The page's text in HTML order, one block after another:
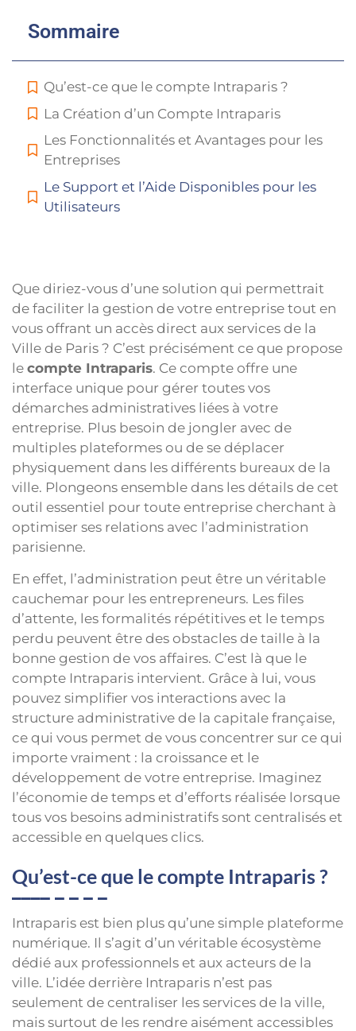
Sommaire
Qu’est-ce que le compte Intraparis ?
La Création d’un Compte Intraparis
Les Fonctionnalités et Avantages pour les
Entreprises
Le Support et l’Aide Disponibles pour les
Utilisateurs
Que diriez-vous d’une solution qui permettrait
de faciliter la gestion de votre entreprise tout en
vous offrant un accès direct aux services de la
Ville de Paris ? C’est précisément ce que propose
le compte Intraparis. Ce compte offre une
interface unique pour gérer toutes vos
démarches administratives liées à votre
entreprise. Plus besoin de jongler avec de
multiples plateformes ou de se déplacer
physiquement dans les différents bureaux de la
ville. Plongeons ensemble dans les détails de cet
outil essentiel pour toute entreprise cherchant à
optimiser ses relations avec l’administration
parisienne.
En effet, l’administration peut être un véritable
cauchemar pour les entrepreneurs. Les files
d’attente, les formalités répétitives et le temps
perdu peuvent être des obstacles de taille à la
bonne gestion de vos affaires. C’est là que le
compte Intraparis intervient. Grâce à lui, vous
pouvez simplifier vos interactions avec la
structure administrative de la capitale française,
ce qui vous permet de vous concentrer sur ce qui
importe vraiment : la croissance et le
développement de votre entreprise. Imaginez
l’économie de temps et d’efforts réalisée lorsque
tous vos besoins administratifs sont centralisés et
accessible en quelques clics.
Qu’est-ce que le compte Intraparis ?
Intraparis est bien plus qu’une simple plateforme
numérique. Il s’agit d’un véritable écosystème
dédié aux professionnels et aux acteurs de la
ville. L’idée derrière Intraparis n’est pas
seulement de centraliser les services de la ville,
mais surtout de les rendre aisément accessibles